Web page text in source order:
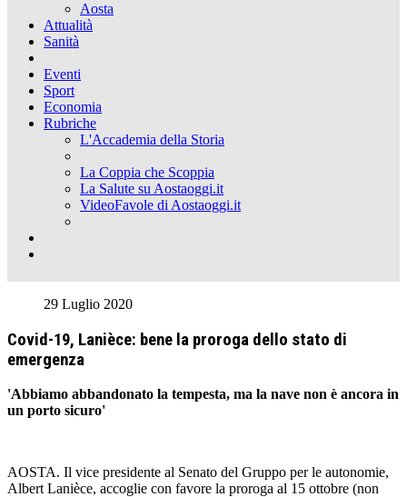
Aosta
Attualità
Sanità
Eventi
Sport
Economia
Rubriche
L'Accademia della Storia
La Coppia che Scoppia
La Salute su Aostaoggi.it
VideoFavole di Aostaoggi.it
29 Luglio 2020
Covid-19, Lanièce: bene la proroga dello stato di
emergenza
'Abbiamo abbandonato la tempesta, ma la nave non è ancora in
un porto sicuro'
AOSTA. Il vice presidente al Senato del Gruppo per le autonomie,
Albert Lanièce, accoglie con favore la proroga al 15 ottobre (non